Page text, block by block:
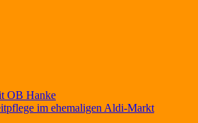
OB Hanke
im ehemaligen Aldi-Markt